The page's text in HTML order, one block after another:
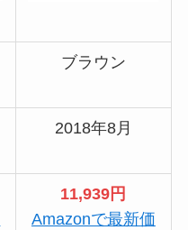
ブラウン
2018年8月
11,939円
Amazonで最新価